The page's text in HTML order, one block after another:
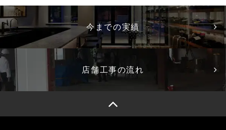
今までの実績
店舗工事の流れ